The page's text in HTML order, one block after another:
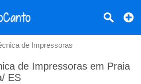
de Impressoras
de Impressoras em Praia
ES